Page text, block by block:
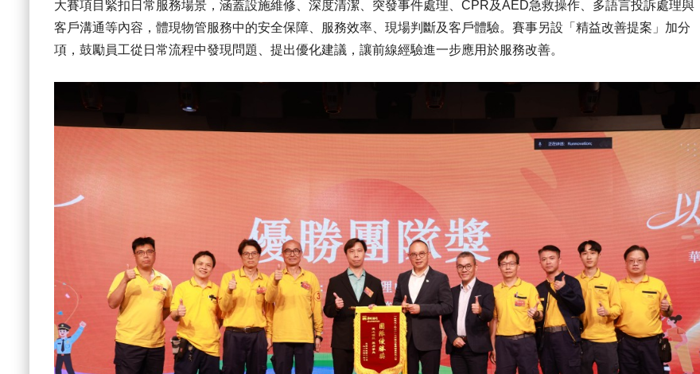
大賽項目緊扣日常服務場景，涵蓋設施維修、深度清潔、突發事件處理、CPR及AED急救操作、多語言投訴處理與
客戶溝通等內容，體現物管服務中的安全保障、服務效率、現場判斷及客戶體驗。賽事另設「精益改善提案」加分
項，鼓勵員工從日常流程中發現問題、提出優化建議，讓前線經驗進一步應用於服務改善。